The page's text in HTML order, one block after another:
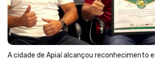
A cidade de Apiaí alcançou reconhecimento